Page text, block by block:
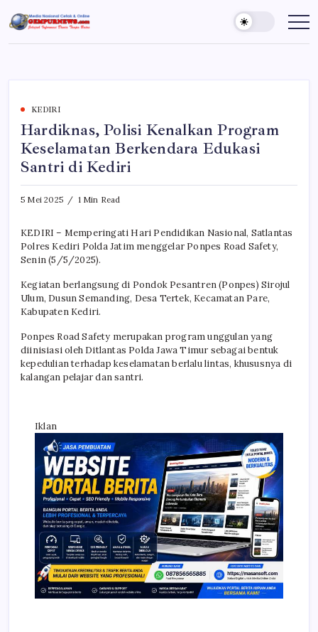
to
content
Gempur
News
Jelajah
Dunia
KEDIRI
Hardiknas, Polisi Kenalkan Program
Keselamatan Berkendara Edukasi
Santri di Kediri
5 Mei 2025 1 Min Read
KEDIRI – Memperingati Hari Pendidikan Nasional, Satlantas
Polres Kediri Polda Jatim menggelar Ponpes Road Safety,
Senin (5/5/2025).
Kegiatan berlangsung di Pondok Pesantren (Ponpes) Sirojul
Ulum, Dusun Semanding, Desa Tertek, Kecamatan Pare,
Kabupaten Kediri.
Ponpes Road Safety merupakan program unggulan yang
diinisiasi oleh Ditlantas Polda Jawa Timur sebagai bentuk
kepedulian terhadap keselamatan berlalu lintas, khususnya di
kalangan pelajar dan santri.
Iklan